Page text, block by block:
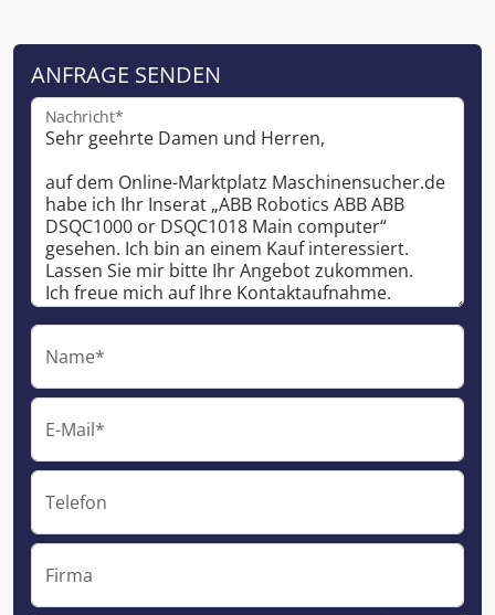
ANFRAGE SENDEN
Nachricht*
Name*
E-Mail*
Telefon
Firma